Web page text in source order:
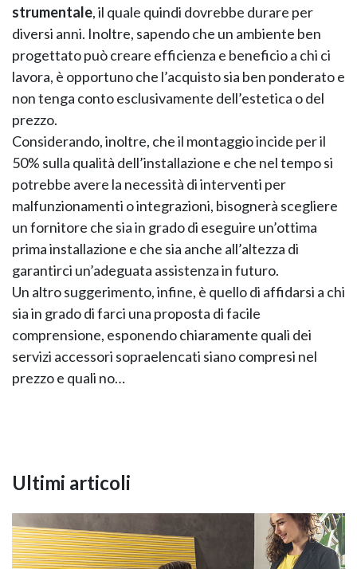
NAPEE –
strumentale, il quale quindi dovrebbe durare per
diversi anni. Inoltre, sapendo che un ambiente ben
progettato può creare efficienza e beneficio a chi ci
lavora, è opportuno che l’acquisto sia ben ponderato e
non tenga conto esclusivamente dell’estetica o del
prezzo.
Considerando, inoltre, che il montaggio incide per il
50% sulla qualità dell’installazione e che nel tempo si
potrebbe avere la necessità di interventi per
malfunzionamenti o integrazioni, bisognerà scegliere
un fornitore che sia in grado di eseguire un’ottima
prima installazione e che sia anche all’altezza di
garantirci un’adeguata assistenza in futuro.
Un altro suggerimento, infine, è quello di affidarsi a chi
sia in grado di farci una proposta di facile
comprensione, esponendo chiaramente quali dei
servizi accessori sopraelencati siano compresi nel
prezzo e quali no…
Ultimi articoli